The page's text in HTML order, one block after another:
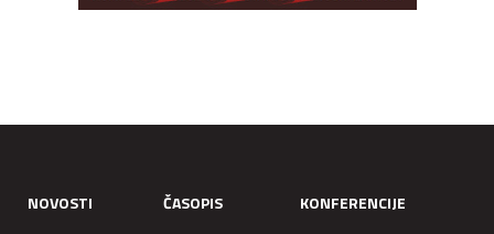
NOVOSTI ČASOPIS
KONFERENCIJE